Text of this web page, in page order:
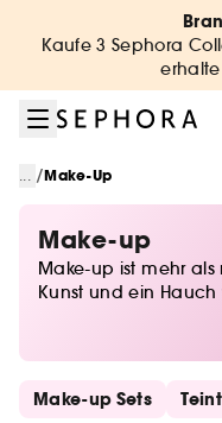
Zum Hauptinhalt
Kaufe 3 Sephora
... /Make-Up
Make-up
Make-up ist mehr als
Kunst und ein
setzen. Von
ausdrucksstarkes
Lidschatten in allen
Schnelllinks
Make-up Sets Teint